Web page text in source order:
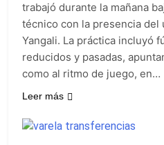
trabajó durante la mañana
técnico con la presencia del
Yangali. La práctica incluyó
reducidos y pasadas,
como al ritmo de juego, en…
Leer más